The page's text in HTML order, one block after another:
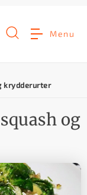
Menu
krydderurter
og